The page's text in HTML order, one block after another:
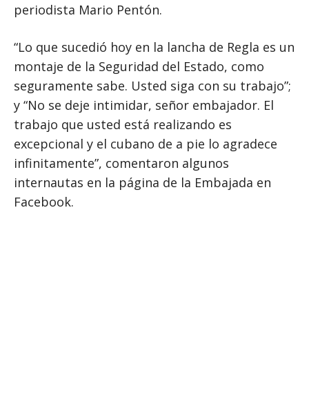
periodista Mario Pentón.
“Lo que sucedió hoy en la lancha de Regla es un
montaje de la Seguridad del Estado, como
seguramente sabe. Usted siga con su trabajo”;
y “No se deje intimidar, señor embajador. El
trabajo que usted está realizando es
excepcional y el cubano de a pie lo agradece
infinitamente”, comentaron algunos
internautas en la página de la Embajada en
Facebook.